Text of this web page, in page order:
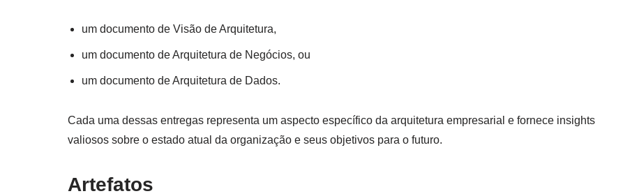
um documento de Visão de Arquitetura,
um documento de Arquitetura de Negócios, ou
um documento de Arquitetura de Dados.
Cada uma dessas entregas representa um aspecto específico da arquitetura empresarial e fornece insights
valiosos sobre o estado atual da organização e seus objetivos para o futuro.
Artefatos